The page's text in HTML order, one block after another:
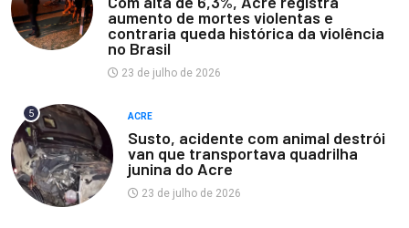
aumento de mortes violentas e
contraria queda histórica da violência
no Brasil
23 de julho de 2026
5 ACRE
Susto, acidente com animal destrói
van que transportava quadrilha
junina do Acre
23 de julho de 2026